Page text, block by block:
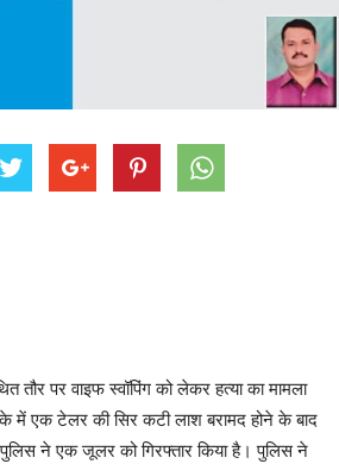
तौर पर वाइफ स्वॉपिंग को लेकर हत्या का मामला
में एक टेलर की सिर कटी लाश बरामद होने के बाद
ने एक जूलर को गिरफ्तार किया है। पुलिस ने